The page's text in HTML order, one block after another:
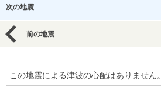
次の地震
前の地震
この地震による津波の心配はありません。